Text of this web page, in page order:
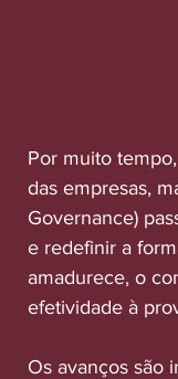
Por muito
das empresas,
Governance)
e redefinir a
amadurece, o
efetividade à
Os avanços são